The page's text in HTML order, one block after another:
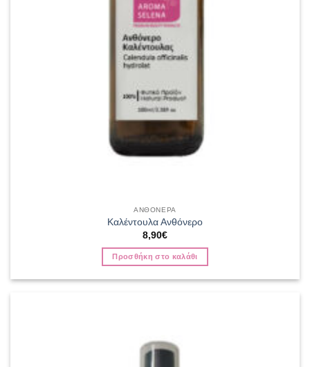
ΑΝΘΟΝΕΡΑ
Καλέντουλα Ανθόνερο
8,90€
Προσθήκη στο καλάθι